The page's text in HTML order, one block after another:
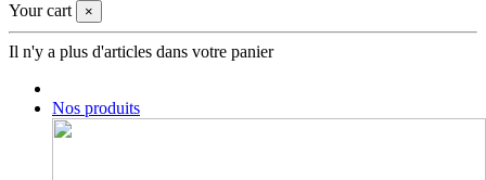
Your cart
×
Il n'y a plus d'articles dans votre panier
Nos produits